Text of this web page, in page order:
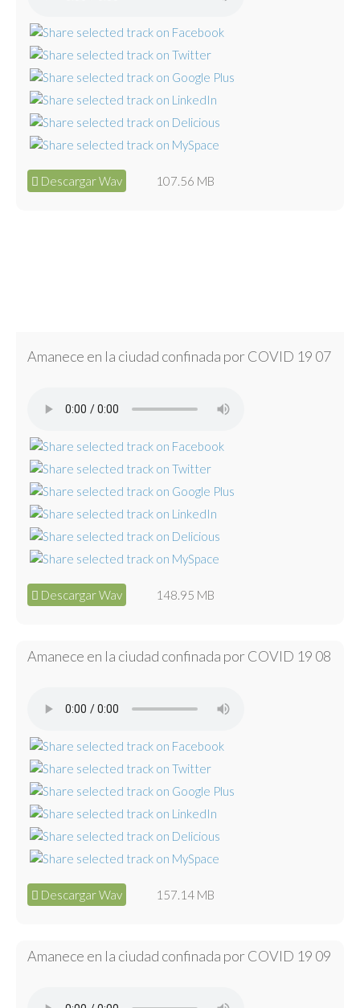
Descargar Wav 107.56 MB
Amanece en la ciudad confinada por COVID 19 07
Descargar Wav 148.95 MB
Amanece en la ciudad confinada por COVID 19 08
Descargar Wav 157.14 MB
Amanece en la ciudad confinada por COVID 19 09